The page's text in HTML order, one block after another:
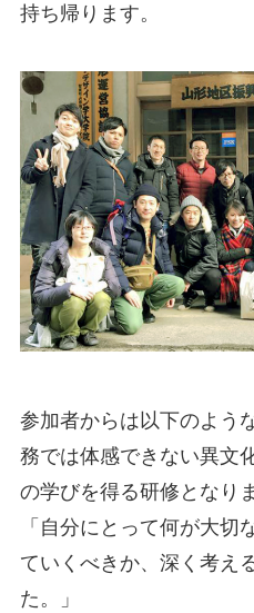
持ち帰ります。
参加者からは以下のよう
務では体感できない異文
の学びを得る研修となり
「自分にとって何が大切
ていくべきか、深く考え
た。」